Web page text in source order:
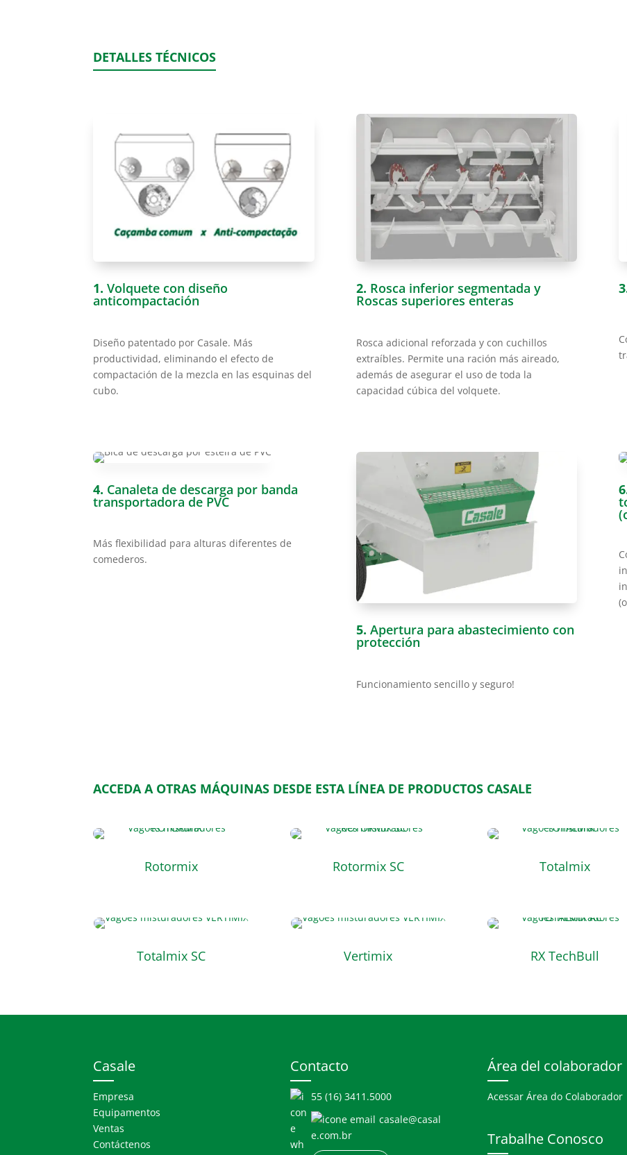
DETALLES TÉCNICOS
1. Volquete con diseño
anticompactación
Diseño patentado por Casale. Más
productividad, eliminando el efecto de
compactación de la mezcla en las esquinas del
cubo.
2. Rosca inferior segmentada y
Roscas superiores enteras
Rosca adicional reforzada y con cuchillos
extraíbles. Permite una ración más aireado,
además de asegurar el uso de toda la
capacidad cúbica del volquete.
4. Canaleta de descarga por banda
transportadora de PVC
Más flexibilidad para alturas diferentes de
comederos.
5. Apertura para abastecimiento con
protección
Funcionamiento sencillo y seguro!
ACCEDA A OTRAS MÁQUINAS DESDE ESTA LÍNEA DE PRODUCTOS CASALE
Rotormix Rotormix SC Totalmix
Totalmix SC Vertimix RX TechBull
Casale
Empresa
Equipamentos
Ventas
Contáctenos
Contacto
55 (16) 3411.5000
casale@casal
e.com.br
Área del colaborador
Acessar Área do Colaborador
Trabalhe Conosco